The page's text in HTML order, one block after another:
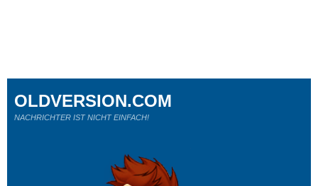
OLDVERSION.COM
NACHRICHTER IST NICHT EINFACH!